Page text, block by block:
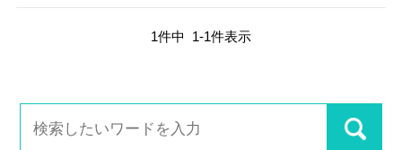
1件中 1-1件表示